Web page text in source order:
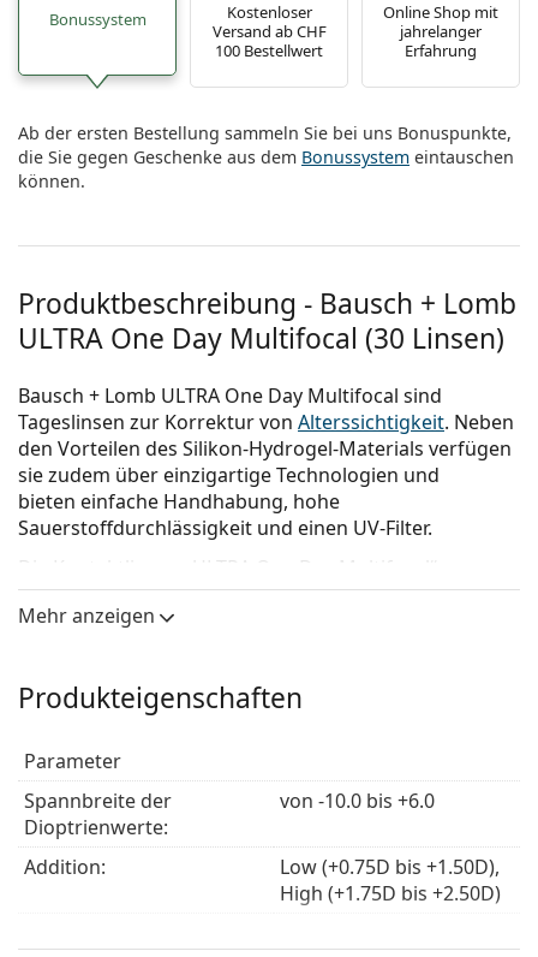
Bonussystem
Kostenloser
Versand ab CHF
100 Bestellwert
Online Shop mit
jahrelanger
Erfahrung
Ab der ersten Bestellung sammeln Sie bei uns Bonuspunkte,
die Sie gegen Geschenke aus dem Bonussystem eintauschen
können.
Produktbeschreibung - Bausch + Lomb
ULTRA One Day Multifocal (30 Linsen)
Bausch + Lomb ULTRA One Day Multifocal sind
Tageslinsen zur Korrektur von Alterssichtigkeit. Neben
den Vorteilen des Silikon-Hydrogel-Materials verfügen
sie zudem über einzigartige Technologien und
bieten einfache Handhabung, hohe
Sauerstoffdurchlässigkeit und einen UV-Filter.
Die Kontaktlinsen „ULTRA One Day Multifocal“ von
Bausch + Lomb vereinen die Technologien „Advanced
MoistureSeal“ und „ComfortFeel“, die zusammen für
behalten den ganzen Tag über bis zu 96 % ihrer
reduziertes Blinzeln bei der Nutzung digitaler Geräte
verursacht wird. Dank ihrer stabilen
Feuchtigkeitsversorgung und ihrer hervorragenden
physikalischen Eigenschaften gewährleisten sie einen
angenehmen Tragekomfort den ganzen Tag über.
Die Bausch + Lomb ULTRA One Day Multifocal
Progressivdesign für hervorragende Sicht in der Nah-,
Mehr anzeigen
Produkteigenschaften
Parameter
Spannbreite der
Dioptrienwerte:
von -10.0 bis +6.0
Addition:
Low (+0.75D bis +1.50D),
High (+1.75D bis +2.50D)